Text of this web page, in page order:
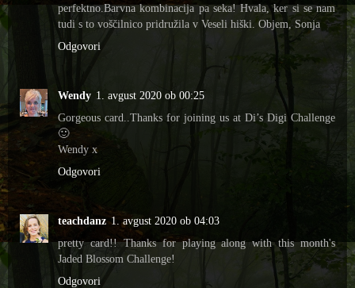
perfektno.Barvna kombinacija pa seka! Hvala, ker si se nam
tudi s to voščilnico pridružila v Veseli hiški. Objem, Sonja
Odgovori
Wendy 1. avgust 2020 ob 00:25
Gorgeous card..Thanks for joining us at Di’s Digi Challenge
🙂
Wendy x
Odgovori
teachdanz 1. avgust 2020 ob 04:03
pretty card!! Thanks for playing along with this month's
Jaded Blossom Challenge!
Odgovori